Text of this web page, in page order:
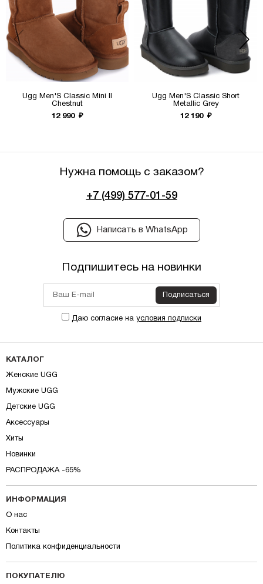
Ugg Men'S Classic Mini II
Chestnut
12 990 ₽
Ugg Men'S Classic Short
Metallic Grey
12 190 ₽
Нужна помощь с заказом?
+7 (499) 577-01-59
Написать в WhatsApp
Подпишитесь на новинки
Подписаться
Даю согласие на условия подписки
КАТАЛОГ
Женские UGG
Мужские UGG
Детские UGG
Аксессуары
Хиты
Новинки
РАСПРОДАЖА -65%
ИНФОРМАЦИЯ
О нас
Контакты
Политика конфиденциальности
ПОКУПАТЕЛЮ